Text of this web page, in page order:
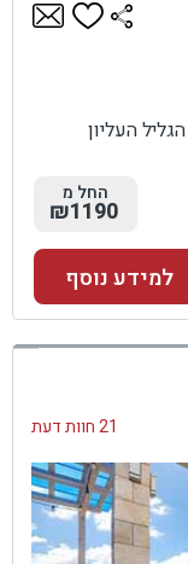
העליון
החל מ
₪1190
למידע נוסף
21 חוות דעת